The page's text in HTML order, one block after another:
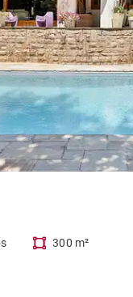
300 m²